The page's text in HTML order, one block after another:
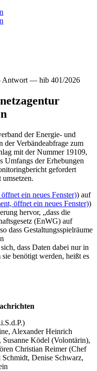
Antwort — hib 401/2026
der Energie- und
Verbändeabfrage zum
mit der Nummer 19109,
Umfangs der Erhebungen
gefordert
ein neues Fenster)) auf
öffnet ein neues Fenster))
hervor, „dass die
(EnWG) auf
dass Gestaltungsspielräume
dass Daten dabei nur in
benötigt werden, heißt es
Alexander Heinrich
Susanne Ködel (Volontärin),
Christian Reimer (Chef
Denise Schwarz,